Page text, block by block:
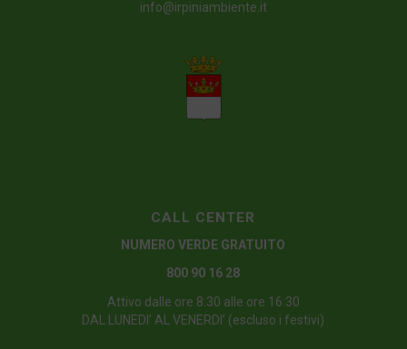
info@irpiniambiente.it
CALL CENTER
NUMERO VERDE GRATUITO
800 90 16 28
Attivo dalle ore 8:30 alle ore 16:30
DAL LUNEDI’ AL VENERDI’ (escluso i festivi)